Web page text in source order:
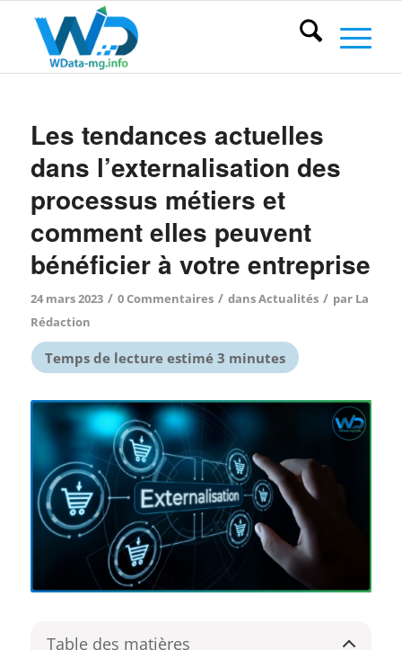
Les tendances actuelles
dans l’externalisation des
processus métiers et
comment elles peuvent
bénéficier à votre entreprise
24 mars 2023 / 0 Commentaires / dansActualités / par La
Rédaction
Table des matières